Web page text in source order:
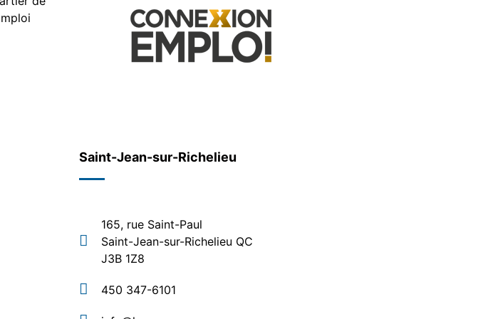
Saint-Jean-sur-Richelieu
165, rue Saint-Paul
Saint-Jean-sur-Richelieu QC
J3B 1Z8
450 347-6101